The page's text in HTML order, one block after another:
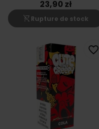
23,90 zł
shopping_cart_off Rupture de stock
favorite_border